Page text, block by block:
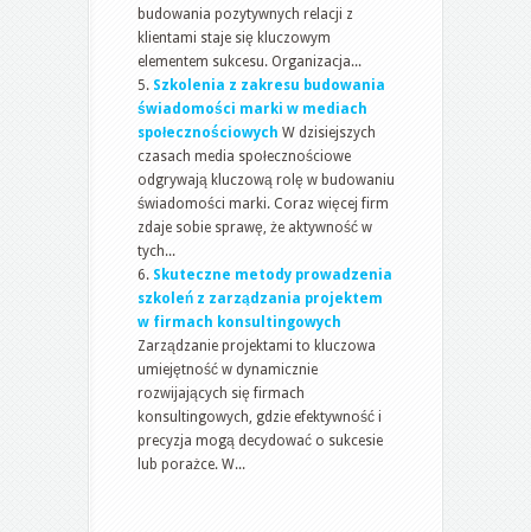
budowania pozytywnych relacji z
klientami staje się kluczowym
elementem sukcesu. Organizacja...
Szkolenia z zakresu budowania
świadomości marki w mediach
społecznościowych W dzisiejszych
czasach media społecznościowe
odgrywają kluczową rolę w budowaniu
świadomości marki. Coraz więcej firm
zdaje sobie sprawę, że aktywność w
tych...
Skuteczne metody prowadzenia
szkoleń z zarządzania projektem
w firmach konsultingowych
Zarządzanie projektami to kluczowa
umiejętność w dynamicznie
rozwijających się firmach
konsultingowych, gdzie efektywność i
precyzja mogą decydować o sukcesie
lub porażce. W...